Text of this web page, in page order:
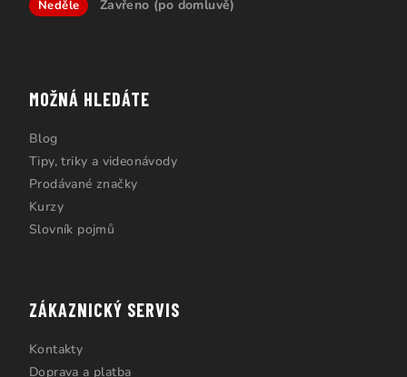
Neděle Zavřeno (po domluvě)
MOŽNÁ HLEDÁTE
Blog
Tipy, triky a videonávody
Prodávané značky
Kurzy
Slovník pojmů
ZÁKAZNICKÝ SERVIS
Kontakty
Doprava a platba